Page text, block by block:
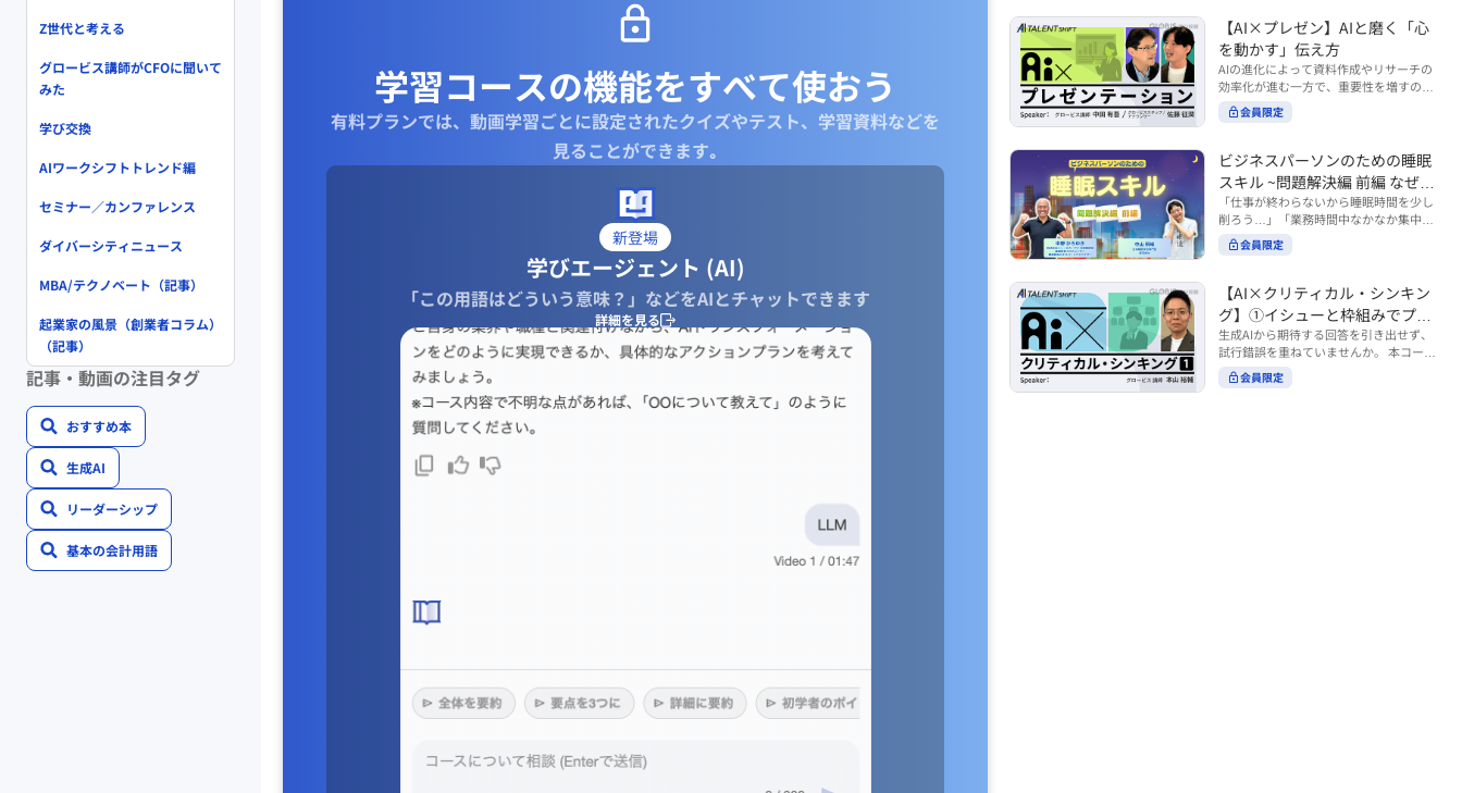
学習コースの機能をすべて使おう
有料プランでは、動画学習ごとに設定されたクイズやテスト、学習資料などを
見ることができます｡
新登場
学びエージェント (AI)
「この用語はどういう意味？」などをAIとチャットできます
詳細を見る
is.co.jp/ja/courses/fe285262/learn/step
s/59808 ・傾聴力 ~リーダーのための聴
く技術~（実践編） https://unlimited.gl
obis.co.jp/ja/courses/01d24a39/learn/s
teps/59813 ※本動画は、制作時点の情
報に基づき作成したものです（2026年6
月制作）
で設計された全12回のシリーズです。
（順次公開） https://unlimited.globis.c
o.jp/ja/tags/AI%E3%83%93%E3%82%B
8%E3%83%8D%E3%82%B9%E3%82%
B7%E3%83%95%E3%83%88 ・基礎編
（第1回〜3回）：リーダーやマネージャ
ーに求められる、AI時代の基礎的なリテ
ジメント編（第4回〜7回）：AI時代のリ
ーダーシップや組織変革を中心に学ぶコ
ース ・機能別戦略編（第8回〜12回）：
AI時代における機能別での戦略のあり方
を中心に学ぶコース より実践的なAIツー
ルの活用法について学びたい方は『AI W
earch?tag=AI%E3%83%AF%E3%83%B
C%E3%82%AF%E3%82%B7%E3%83%
95%E3%83%88 ※本コースは、AIのマネ
ジメント活用を学ぶ「AIビジネスシフ
ト」シリーズの一環として提供していま
す。 ※本動画は、制作時点の情報に基づ
ス・キャピタル・パートナーズ 代表パ
ートナー
期配信されます。 取り上げて欲しいご質
問やテーマ、感想を随時受け付けていま
す。 グーグルフォーム（https://forms.g
le/qqoBYuRUmUYz4scC6） または グ
ロ放題編集部員のX（https://x.com/mai
rakobayashi） まで、ぜひご要望をお
6月制作）
【AI×プレゼン】AIと磨く「心
を動かす」伝え方
AIの進化によって資料作成やリサーチの
効率化が進む一方で、重要性を増すのが
「伝える力」です。本コースでは、AI時
代のプレゼンに求められるデリバリース
を客観的に評価し、改善できるAI活用法
も紹介。大事な場面で「心を動かす」プ
レゼンをしたい方におすすめです。関連
コース「プレゼンテーションスキル」も
併せてご覧ください。 ▼プレゼン動画分
析プロンプト（辛口） https://hodai.glo
bis.co.jp/learning_documents/6f976cd
ル https://unlimited.globis.co.jp/ja/co
urses/598f3254/ ※本コースは、AI時代
のビジネススキルを学ぶ「AIタレントシ
フト」シリーズの一環として提供してい
ます。 https://unlimited.globis.co.jp/j
a/tags/AI%E3%82%BF%E3%83%AC%E
会員限定
ビジネスパーソンのための睡眠
スキル ~問題解決編 前編 なぜ眠
れないのか？~
「仕事が終わらないから睡眠時間を少し
削ろう…」「業務時間中なかなか集中で
きない…」「毎日朝起きるのがつら
い…」。 あなたはこのような経験をした
トの時間をやりくりするために、真っ先
に削りがちなのが「睡眠」時間。 実は
今、日本社会は世界と比較して「最も眠
らない国」だということもわかってきて
います。 慢性的な睡眠不足は、心身の健
康に悪影響なだけでなく、仕事のパフォ
ーマンスにも当然大きな影響を与え、社
会員限定
【AI×クリティカル・シンキン
グ】①イシューと枠組みでプロ
ンプトを磨く
生成AIから期待する回答を引き出せず、
試行錯誤を重ねていませんか。 本コース
では、生成AI活用の質を高める鍵とし
て、クリティカル・シンキングの視点か
会員限定
Z世代と考える
グロービス講師がCFOに聞いて
みた
学び交換
AIワークシフトトレンド編
セミナー／カンファレンス
ダイバーシティニュース
MBA/テクノベート（記事）
起業家の風景（創業者コラム）
（記事）
記事・動画の注目タグ
おすすめ本
生成AI
リーダーシップ
基本の会計用語